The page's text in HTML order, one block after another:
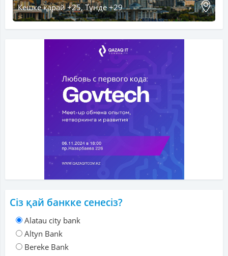
Кешке қарай +25, Түнде +29
Сіз қай банкке сенесіз?
Alatau city bank
Altyn Bank
Bereke Bank